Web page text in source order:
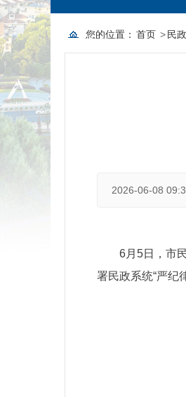
您的位置： 首页 > 民
2026-06-08
6月5日，市
署民政系统“严纪